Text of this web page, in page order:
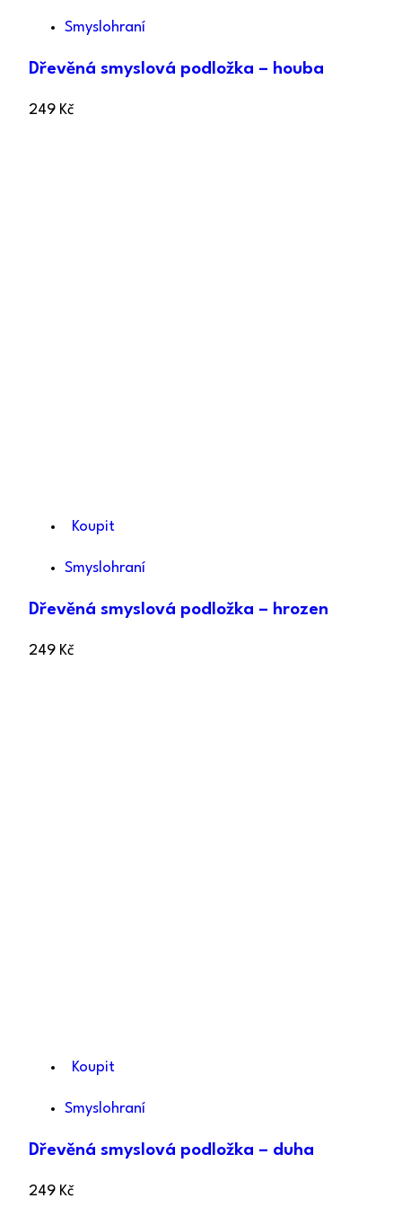
Smyslohraní
Dřevěná smyslová podložka – houba
249 Kč
Koupit
Smyslohraní
Dřevěná smyslová podložka – hrozen
249 Kč
Koupit
Smyslohraní
Dřevěná smyslová podložka – duha
249 Kč